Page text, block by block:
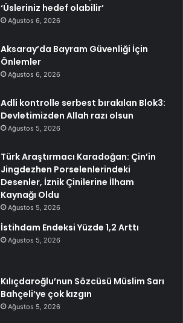
‘Üsleriniz hedef olabilir’
Ağustos 6, 2026
Aksaray’da Bayram Güvenliği İçin
Önlemler
Ağustos 6, 2026
Adli kontrolle serbest bırakılan Blok3:
Devletimizden Allah razı olsun
Ağustos 5, 2026
Türk Araştırmacı Karadoğan: Çin’in
Jingdezhen Porselenlerindeki
Desenler, İznik Çinilerine İlham
Kaynağı Oldu
Ağustos 5, 2026
İstihdam Endeksi Yüzde 1,2 Arttı
Ağustos 5, 2026
Kılıçdaroğlu’nun Sözcüsü Müslim Sarı
Bahçeli’ye çok kızgın
Ağustos 5, 2026